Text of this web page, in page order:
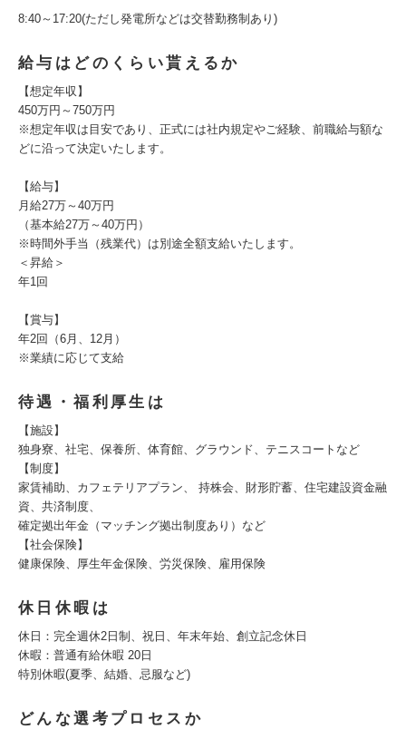
8:40～17:20(ただし発電所などは交替勤務制あり)
給与はどのくらい貰えるか
【想定年収】
450万円～750万円
※想定年収は目安であり、正式には社内規定やご経験、前職給与額な
どに沿って決定いたします。
【給与】
月給27万～40万円
（基本給27万～40万円）
※時間外手当（残業代）は別途全額支給いたします。
＜昇給＞
年1回
【賞与】
年2回（6月、12月）
※業績に応じて支給
待遇・福利厚生は
【施設】
独身寮、社宅、保養所、体育館、グラウンド、テニスコートなど
【制度】
家賃補助、カフェテリアプラン、 持株会、財形貯蓄、住宅建設資金融
資、共済制度、
確定拠出年金（マッチング拠出制度あり）など
【社会保険】
健康保険、厚生年金保険、労災保険、雇用保険
休日休暇は
休日：完全週休2日制、祝日、年末年始、創立記念休日
休暇：普通有給休暇 20日
特別休暇(夏季、結婚、忌服など)
どんな選考プロセスか